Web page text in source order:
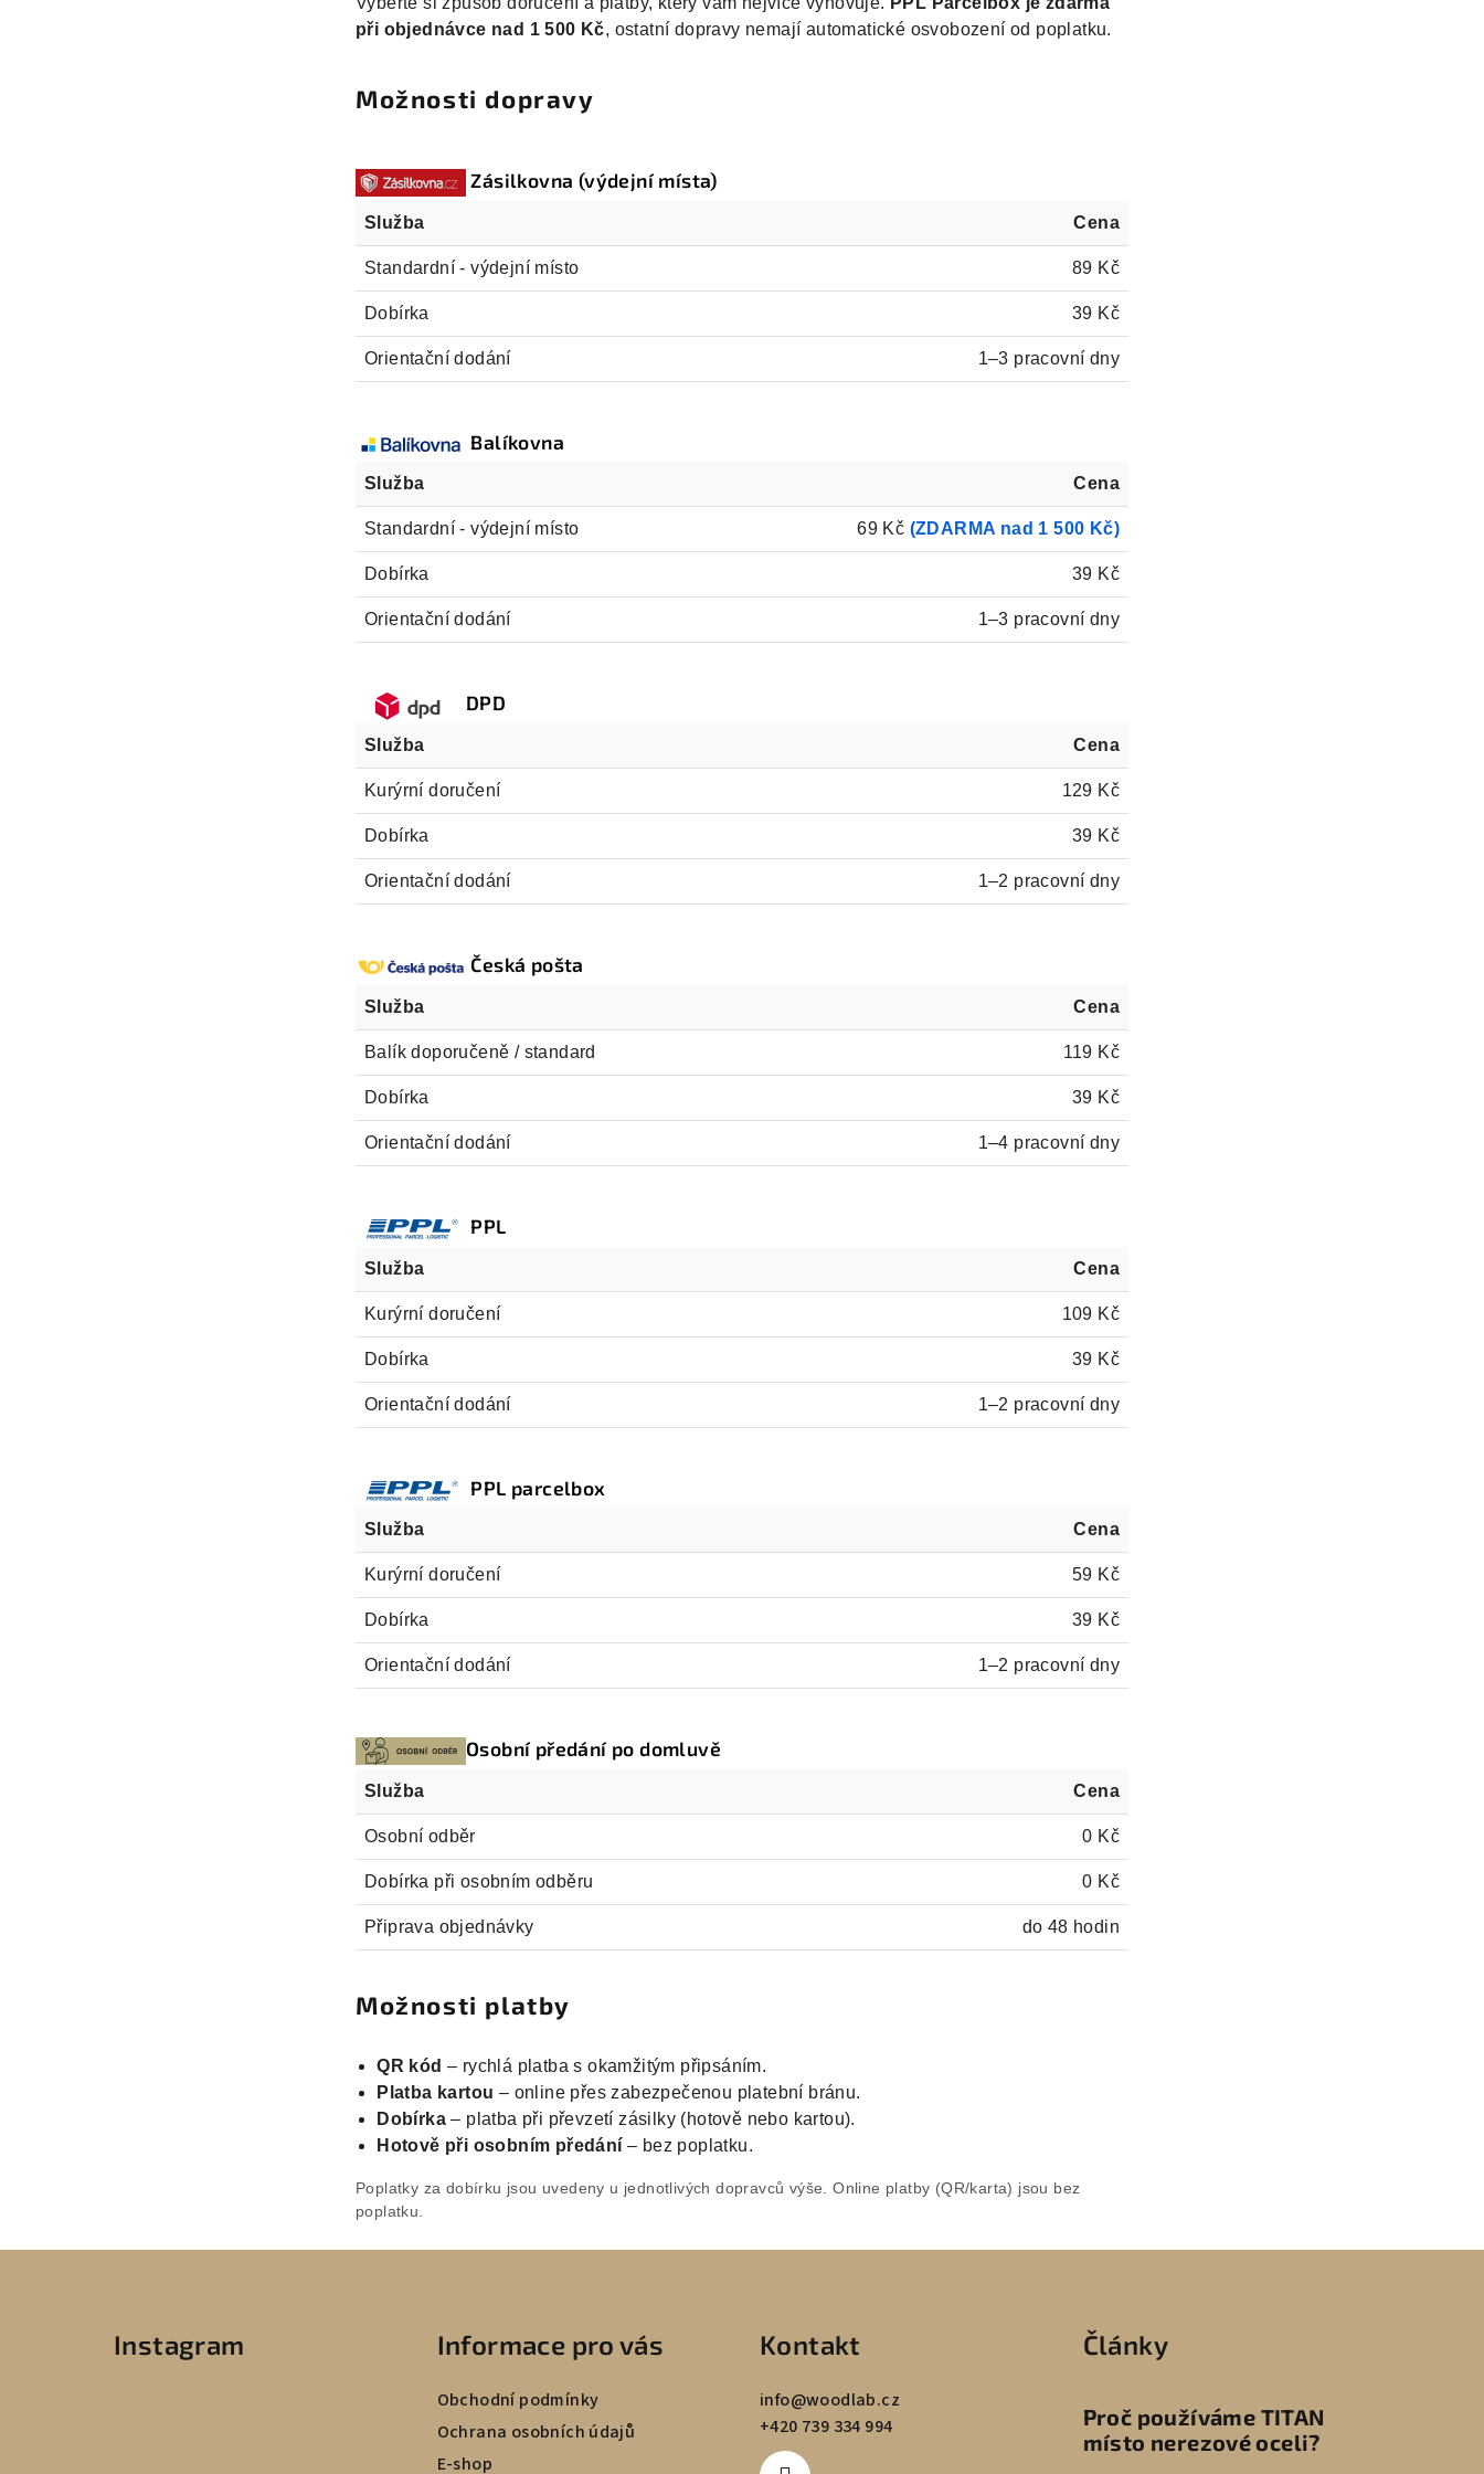
při objednávce nad 1 500 Kč, ostatní dopravy nemají automatické osvobození od poplatku.
Možnosti dopravy
Zásilkovna (výdejní místa)
Služba Cena
Standardní - výdejní místo 89 Kč
Dobírka 39 Kč
Orientační dodání 1–3 pracovní dny
Balíkovna
Služba Cena
Standardní - výdejní místo 69 Kč (ZDARMA nad 1 500 Kč)
Dobírka 39 Kč
Orientační dodání 1–3 pracovní dny
DPD
Služba Cena
Kurýrní doručení 129 Kč
Dobírka 39 Kč
Orientační dodání 1–2 pracovní dny
Česká pošta
Služba Cena
Balík doporučeně / standard 119 Kč
Dobírka 39 Kč
Orientační dodání 1–4 pracovní dny
PPL
Služba Cena
Kurýrní doručení 109 Kč
Dobírka 39 Kč
Orientační dodání 1–2 pracovní dny
PPL parcelbox
Služba Cena
Kurýrní doručení 59 Kč
Dobírka 39 Kč
Orientační dodání 1–2 pracovní dny
Osobní předání po domluvě
Služba Cena
Osobní odběr 0 Kč
Dobírka při osobním odběru 0 Kč
Připrava objednávky do 48 hodin
Možnosti platby
QR kód – rychlá platba s okamžitým připsáním.
Platba kartou – online přes zabezpečenou platební bránu.
Dobírka – platba při převzetí zásilky (hotově nebo kartou).
Hotově při osobním předání – bez poplatku.
Poplatky za dobírku jsou uvedeny u jednotlivých dopravců výše. Online platby (QR/karta) jsou bez
poplatku.
Instagram Informace pro vás
Obchodní podmínky
Ochrana osobních údajů
E-shop
Kontakt
info@woodlab.cz
+420 739 334 994
Články
Proč používáme TITAN
místo nerezové oceli?